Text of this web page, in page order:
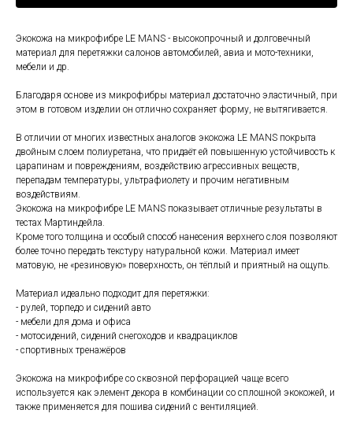
Экокожа на микрофибре LE MANS - высокопрочный и долговечный
материал для перетяжки салонов автомобилей, авиа и мото-техники,
мебели и др.
Благодаря основе из микрофибры материал достаточно эластичный, при
этом в готовом изделии он отлично сохраняет форму, не вытягивается.
В отличии от многих известных аналогов экокожа LE MANS покрыта
двойным слоем полиуретана, что придаёт ей повышенную устойчивость к
царапинам и повреждениям, воздействию агрессивных веществ,
перепадам температуры, ультрафиолету и прочим негативным
воздействиям.
Экокожа на микрофибре LE MANS показывает отличные результаты в
тестах Мартиндейла.
Кроме того толщина и особый способ нанесения верхнего слоя позволяют
более точно передать текстуру натуральной кожи. Материал имеет
матовую, не «резиновую» поверхность, он тёплый и приятный на ощупь.
Материал идеально подходит для перетяжки:
- рулей, торпедо и сидений авто
- мебели для дома и офиса
- мотосидений, сидений снегоходов и квадрациклов
- спортивных тренажёров
Экокожа на микрофибре со сквозной перфорацией чаще всего
используется как элемент декора в комбинации со сплошной экокожей, и
также применяется для пошива сидений с вентиляцией.